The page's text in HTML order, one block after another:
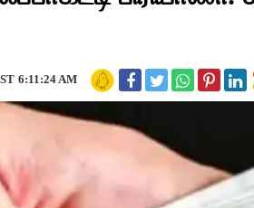
6:11:24 AM